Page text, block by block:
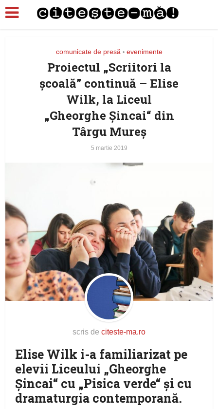
comunicate de presă • evenimente
Proiectul „Scriitori la
școală” continuă – Elise
Wilk, la Liceul
„Gheorghe Șincai“ din
Târgu Mureș
5 martie 2019
scris de citeste-ma.ro
Elise Wilk i-a familiarizat pe
elevii Liceului „Gheorghe
Șincai“ cu „Pisica verde“ și cu
dramaturgia contemporană.